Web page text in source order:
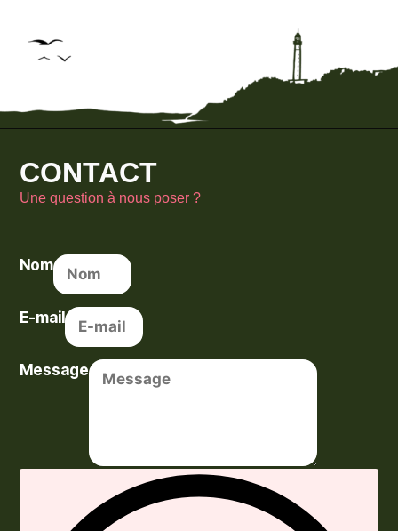
CONTACT
Une question à nous poser ?
Nom
E-mail
Message